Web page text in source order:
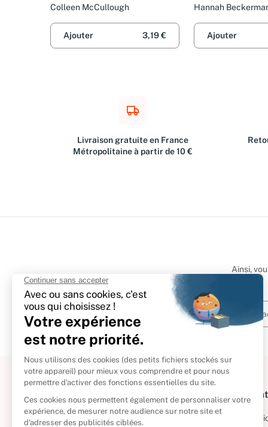
Colleen McCullough
Ajouter 3,19 €
Hannah
Ajouter
Livraison gratuite en France
Métropolitaine à partir de 10 €
Ainsi,
À propos
Politique de retour